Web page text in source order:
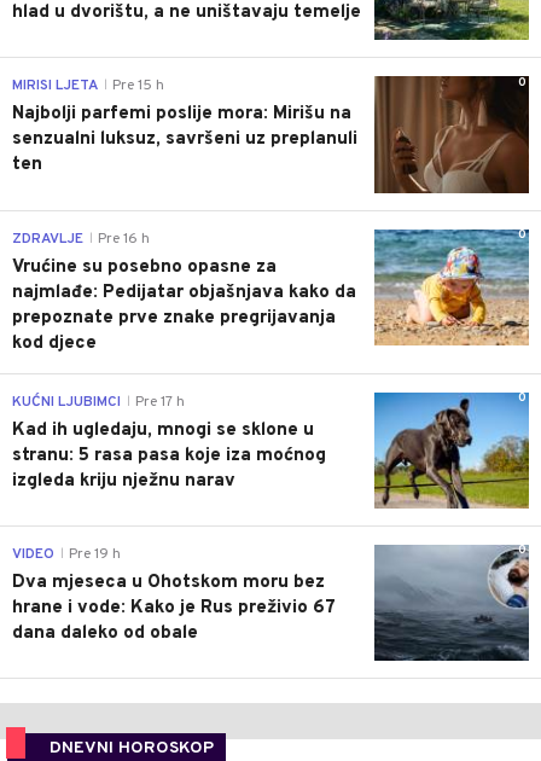
hlad u dvorištu, a ne uništavaju temelje
0
MIRISI LJETA Pre 15 h
Najbolji parfemi poslije mora: Mirišu na
senzualni luksuz, savršeni uz preplanuli
ten
0
ZDRAVLJE Pre 16 h
Vrućine su posebno opasne za
najmlađe: Pedijatar objašnjava kako da
prepoznate prve znake pregrijavanja
kod djece
0
KUĆNI LJUBIMCI Pre 17 h
Kad ih ugledaju, mnogi se sklone u
stranu: 5 rasa pasa koje iza moćnog
izgleda kriju nježnu narav
0
VIDEO Pre 19 h
Dva mjeseca u Ohotskom moru bez
hrane i vode: Kako je Rus preživio 67
dana daleko od obale
DNEVNI HOROSKOP